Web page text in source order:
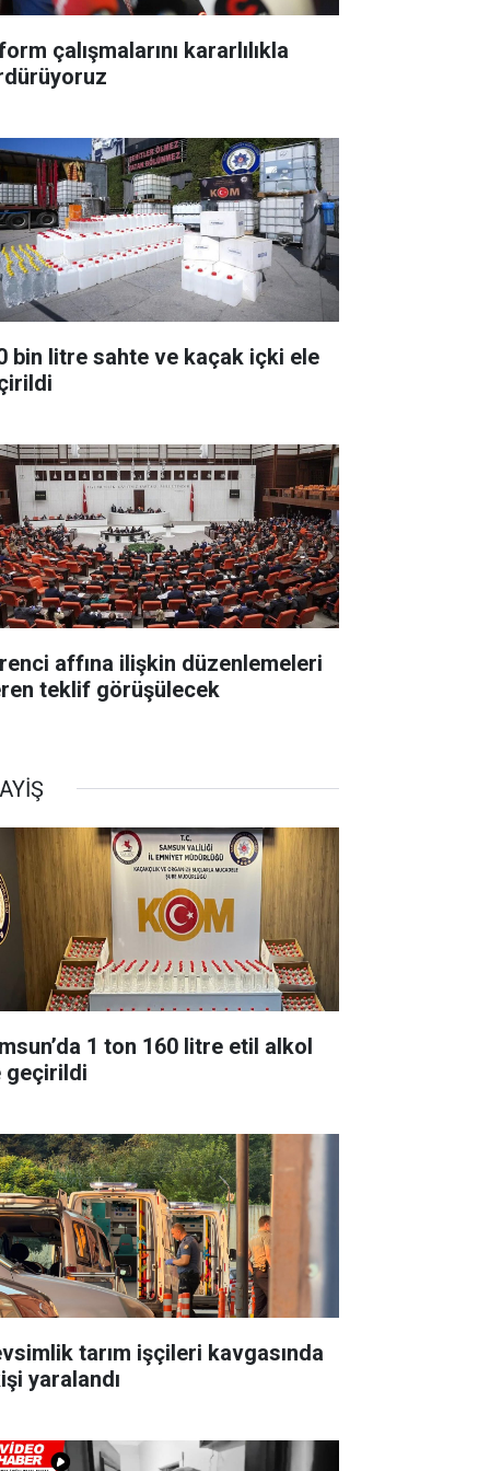
çalışmalarını kararlılıkla
bin litre sahte ve kaçak içki ele
affına ilişkin düzenlemeleri
teklif görüşülecek
1 ton 160 litre etil alkol
geçirildi
tarım işçileri kavgasında
yaralandı